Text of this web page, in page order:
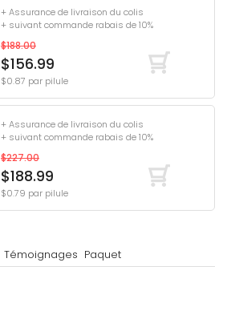
+ Assurance de livraison du colis
+ suivant commande rabais de 10%
$188.00
$156.99
$0.87 par pilule
+ Assurance de livraison du colis
+ suivant commande rabais de 10%
$227.00
$188.99
$0.79 par pilule
Témoignages Paquet